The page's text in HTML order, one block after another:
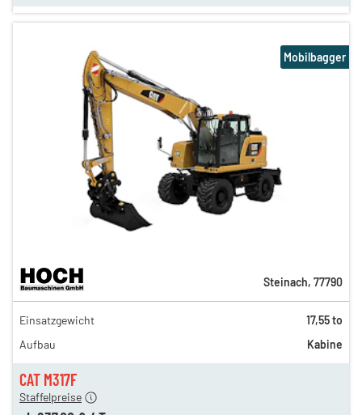
CAT M317F
411,00 €
342,00 €
286,00 €
Staffelpreise
12,00 €
Mobilbagger
Steinach, 77790
Einsatzgewicht
17,55 to
Aufbau
Kabine